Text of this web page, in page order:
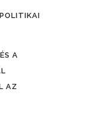
A
AZ